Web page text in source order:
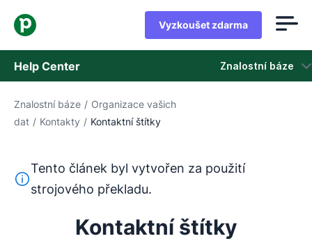
Vyzkoušet zdarma
Help Center Znalostní báze
Znalostní báze
Kontaktovat podporu
Znalostní báze / Organizace vašich
dat / Kontakty / Kontaktní štítky
Tento text byl přeložen z angličtiny pomocí nástroje
Tento článek byl vytvořen za použití
strojového překladu.
Kontaktní štítky